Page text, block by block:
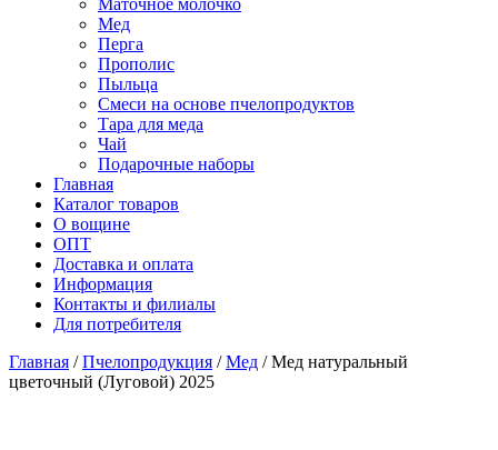
Мед
Перга
Прополис
Пыльца
Смеси на основе пчелопродуктов
Тара для меда
Чай
Подарочные наборы
Главная
Каталог товаров
О вощине
ОПТ
Доставка и оплата
Информация
Контакты и филиалы
Для потребителя
Главная /Пчелопродукция /Мед / Мед натуральный
цветочный (Луговой) 2025